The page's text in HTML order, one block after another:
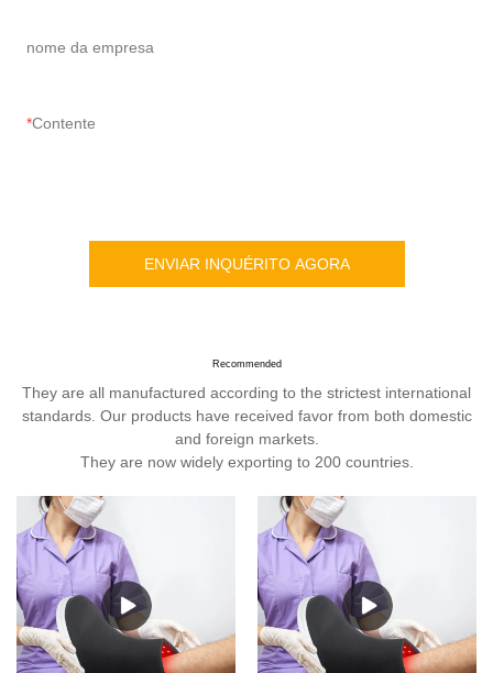
nome da empresa
Contente
ENVIAR INQUÉRITO AGORA
Recommended
They are all manufactured according to the strictest international
standards. Our products have received favor from both domestic
and foreign markets.
They are now widely exporting to 200 countries.